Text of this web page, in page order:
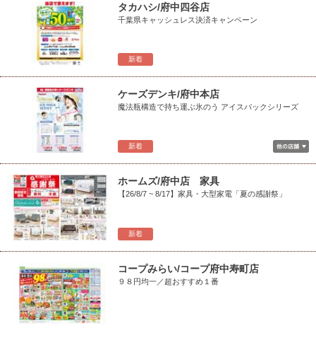
新着
タカハシ/府中四谷店
千葉県キャッシュレス決済キャンペーン
新着
ケーズデンキ/府中本店
魔法瓶構造で持ち運ぶ氷のう アイスパックシリーズ
新着
ホームズ/府中店 家具
【26/8/7 ~ 8/17】家具・大型家電「夏の感謝祭」
コープみらい/コープ府中寿町店
９８円均一／超おすすめ１番